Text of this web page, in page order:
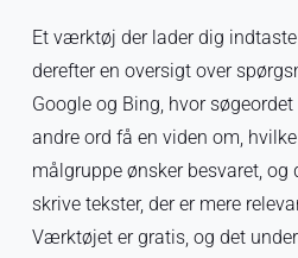
Et værktøj der lader dig
derefter en oversigt over
Google og Bing, hvor
andre ord få en viden om,
målgruppe ønsker besvaret,
skrive tekster, der er mere
Værktøjet er gratis, og det